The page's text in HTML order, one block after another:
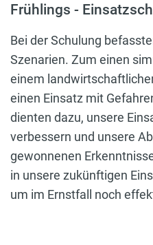
Frühlings -
Bei der Schulung
Szenarien. Zum einen
einem
einen Einsatz mit
dienten dazu, unsere
verbessern und unsere
gewonnenen
in unsere zukünftigen
um im Ernstfall noch